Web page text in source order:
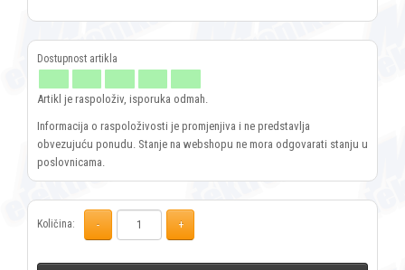
Artikl je raspoloživ, isporuka odmah.
Informacija o raspoloživosti je promjenjiva i ne predstavlja
obvezujuću ponudu. Stanje na webshopu ne mora odgovarati stanju u
poslovnicama.
Količina: